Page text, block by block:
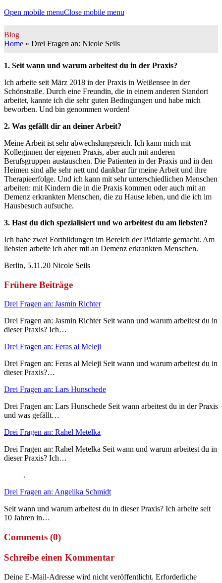
Open mobile menuClose mobile menu
Blog
Home » Drei Fragen an: Nicole Seils
1. Seit wann und warum arbeitest du in der Praxis?
Ich arbeite seit März 2018 in der Praxis in Weißensee in der
Schönstraße. Durch eine Freundin, die in einem anderen Standort
arbeitet, kannte ich die sehr guten Bedingungen und habe mich
beworben. Und bin genommen worden!
2. Was gefällt dir an deiner Arbeit?
Meine Arbeit ist sehr abwechslungsreich. Ich kann mich mit
Kolleginnen der eigenen Praxis, aber auch mit anderen
Berufsgruppen austauschen. Die Patienten in der Praxis und in den
Heimen sind alle sehr nett und dankbar für meine Arbeit und ihre
Therapieerfolge. Und ich kann mit sehr unterschiedlichen Menschen
arbeiten: mit Kindern die in die Praxis kommen oder auch mit an
Demenz erkrankten Menschen, die zu Hause leben, und die ich im
Hausbesuch aufsuche.
3. Hast du dich spezialisiert und wo arbeitest du am liebsten?
Ich habe zwei Fortbildungen im Bereich der Pädiatrie gemacht. Am
liebsten arbeite ich aber mit an Demenz erkrankten Menschen.
Berlin, 5.11.20 Nicole Seils
Frühere Beiträge
Drei Fragen an: Jasmin Richter
Drei Fragen an: Jasmin Richter Seit wann und warum arbeitest du in
dieser Praxis? Ich…
Drei Fragen an: Feras al Meleji
Drei Fragen an: Feras al Meleji Seit wann und warum arbeitest du in
dieser Praxis?…
Drei Fragen an: Lars Hunschede
Drei Fragen an: Lars Hunschede Seit wann arbeitest du in der Praxis
und was gefällt…
Drei Fragen an: Rahel Metelka
Drei Fragen an: Rahel Metelka Seit wann und warum arbeitest du in
dieser Praxis? Ich…
Drei Fragen an: Angelika Schmidt
Seit wann und warum arbeitest du in dieser Praxis? Ich arbeite seit
10 Jahren in…
Comments (0)
Schreibe einen Kommentar
Deine E-Mail-Adresse wird nicht veröffentlicht. Erforderliche